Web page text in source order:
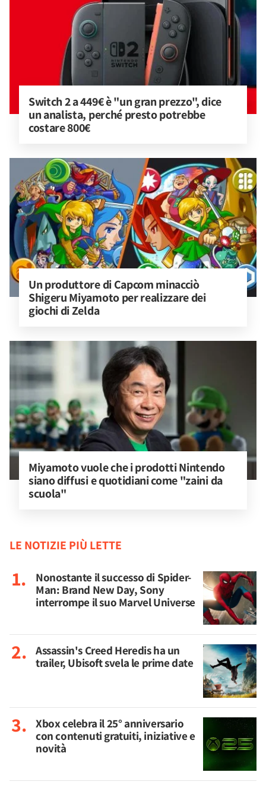
Switch 2 a 449€ è "un gran prezzo", dice
un analista, perché presto potrebbe
costare 800€
Un produttore di Capcom minacciò
Shigeru Miyamoto per realizzare dei
giochi di Zelda
Miyamoto vuole che i prodotti Nintendo
siano diffusi e quotidiani come "zaini da
scuola"
LE NOTIZIE PIÙ LETTE
Nonostante il successo di Spider-
Man: Brand New Day, Sony
interrompe il suo Marvel Universe
Assassin's Creed Heredis ha un
trailer, Ubisoft svela le prime date
Xbox celebra il 25° anniversario
con contenuti gratuiti, iniziative e
novità